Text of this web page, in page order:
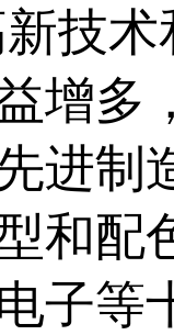
技
增多
进制
和配
子等